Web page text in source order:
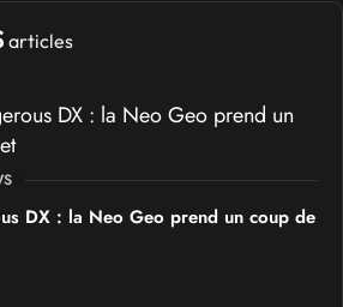
articles
DX : la Neo Geo prend un coup de